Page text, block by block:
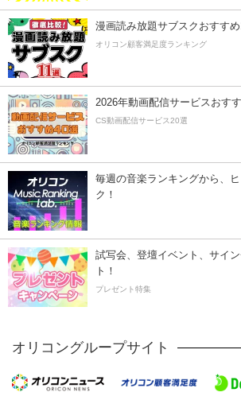
漫画読み放題サブスクおすすめ
オリコン顧客満足度ランキング
2026年動画配信サービスおす
CS動画配信サービス20選
毎週の音楽ランキングから、
ク！
試写会、登壇イベント、サイ
ト！
プレゼント特集
オリコングループサイト